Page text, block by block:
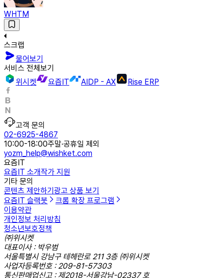
WHTM
스크랩
물어보기
서비스 전체보기
위시켓
요즘IT AIDP - AX Rise ERP
고객 문의
02-6925-4867
10:00-18:00주말·공휴일 제외
yozm_help@wishket.com
요즘IT
요즘IT 소개작가 지원
기타 문의
콘텐츠 제안하기 광고 상품 보기
요즘IT 슬랙봇
크롬 확장 프로그램
이용약관
개인정보 처리방침
청소년보호정책
㈜위시켓
대표이사 : 박우범
서울특별시 강남구 테헤란로 211 3층 ㈜위시켓
사업자등록번호 : 209-81-57303
통신판매업신고 : 제2018-서울강남-02337 호